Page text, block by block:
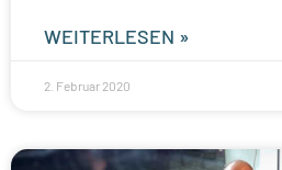
WEITERLESEN »
2. Februar 2020